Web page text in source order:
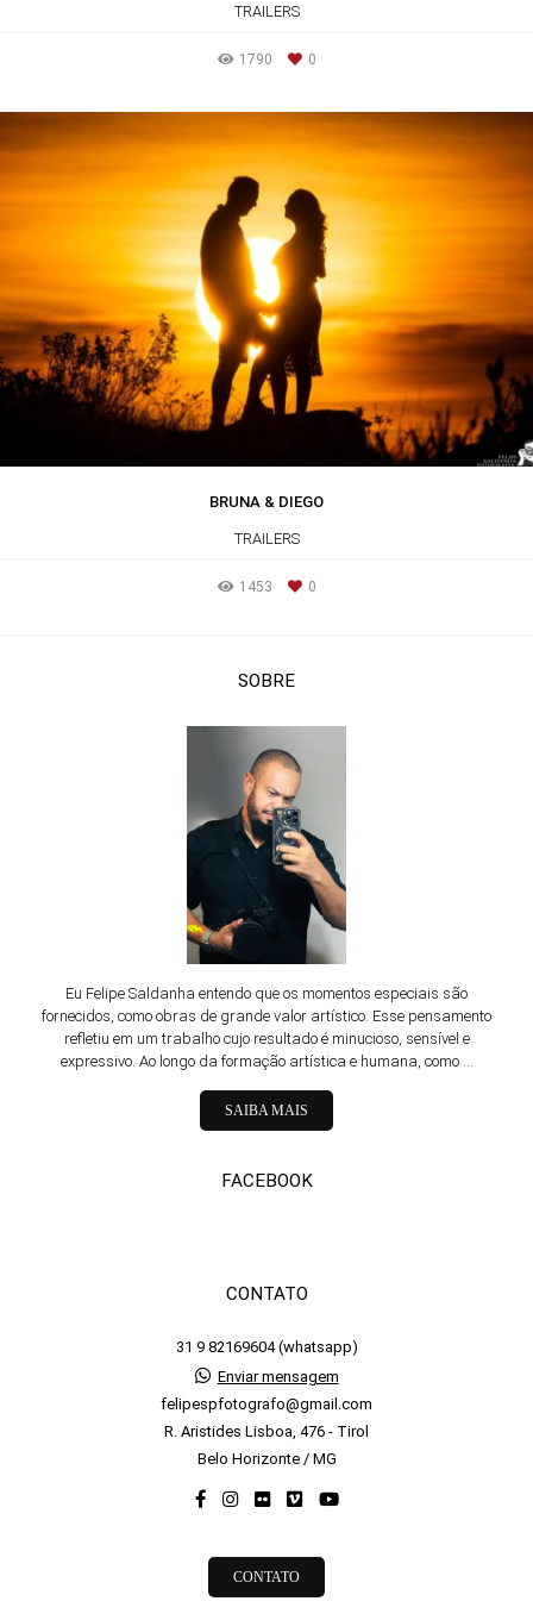
TRAILERS
1790 0
BRUNA & DIEGO
TRAILERS
1453 0
SOBRE
Eu Felipe Saldanha entendo que os momentos especiais são
fornecidos, como obras de grande valor artístico. Esse pensamento
refletiu em um trabalho cujo resultado é minucioso, sensível e
expressivo. Ao longo da formação artística e humana, como ...
SAIBA MAIS
FACEBOOK
CONTATO
31 9 82169604 (whatsapp)
Enviar mensagem
felipespfotografo@gmail.com
R. Aristides Lisboa, 476 - Tirol
Belo Horizonte / MG
CONTATO